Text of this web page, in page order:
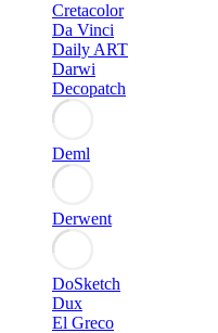
Cretacolor
Da Vinci
Daily ART
Darwi
Decopatch
Deml
Derwent
DoSketch
Dux
El Greco